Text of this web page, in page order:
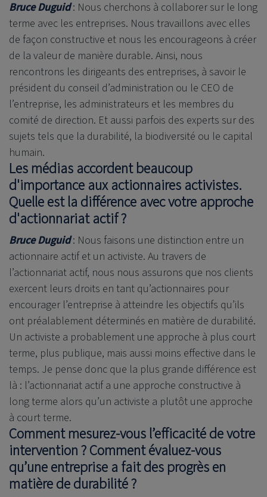
Bruce Duguid : Nous cherchons à collaborer sur le long
terme avec les entreprises. Nous travaillons avec elles
de façon constructive et nous les encourageons à créer
de la valeur de manière durable. Ainsi, nous
rencontrons les dirigeants des entreprises, à savoir le
président du conseil d’administration ou le CEO de
l’entreprise, les administrateurs et les membres du
comité de direction. Et aussi parfois des experts sur des
sujets tels que la durabilité, la biodiversité ou le capital
humain.
Les médias accordent beaucoup
d'importance aux actionnaires activistes.
Quelle est la différence avec votre approche
d'actionnariat actif ?
Bruce Duguid : Nous faisons une distinction entre un
actionnaire actif et un activiste. Au travers de
l’actionnariat actif, nous nous assurons que nos clients
exercent leurs droits en tant qu’actionnaires pour
encourager l’entreprise à atteindre les objectifs qu’ils
ont préalablement déterminés en matière de durabilité.
Un activiste a probablement une approche à plus court
terme, plus publique, mais aussi moins effective dans le
temps. Je pense donc que la plus grande différence est
là : l’actionnariat actif a une approche constructive à
long terme alors qu’un activiste a plutôt une approche
à court terme.
Comment mesurez-vous l’efficacité de votre
intervention ? Comment évaluez-vous
qu’une entreprise a fait des progrès en
matière de durabilité ?